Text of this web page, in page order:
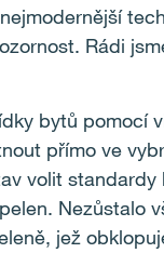
Rádi
bytů pomocí
přímo ve
volit
Nezůstalo
jež